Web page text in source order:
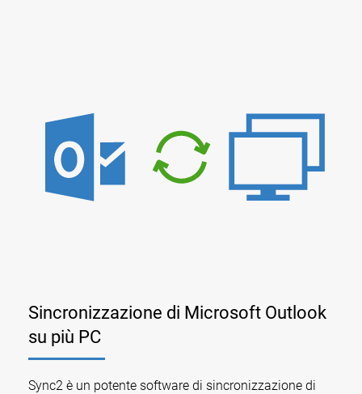
Sincronizzazione di Microsoft Outlook
su più PC
Sync2 è un potente software di sincronizzazione di